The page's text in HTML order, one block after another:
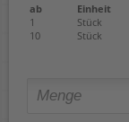
ab Einheit
1
Stück
10
Stück